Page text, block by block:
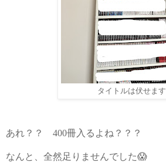
タイトルは伏せます
あれ？？ 400冊入るよね？？？
なんと、全然足りませんでした😱